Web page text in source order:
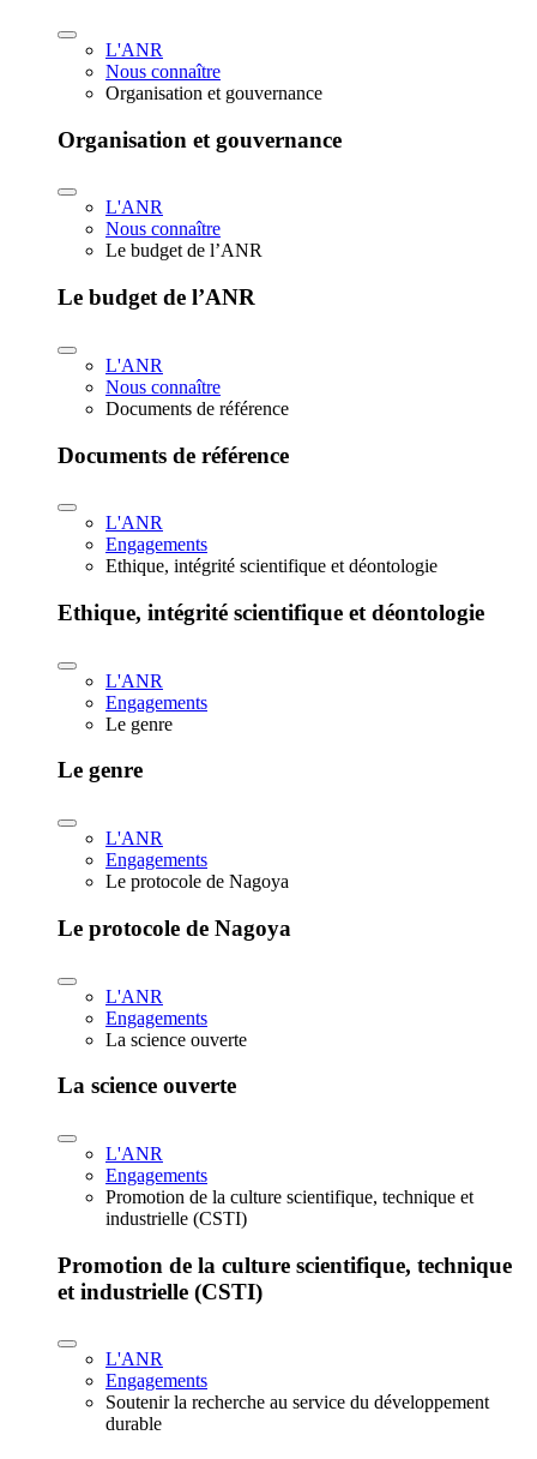
L'ANR
Nous connaître
Organisation et gouvernance
Organisation et gouvernance
L'ANR
Nous connaître
Le budget de l’ANR
Le budget de l’ANR
L'ANR
Nous connaître
Documents de référence
Documents de référence
L'ANR
Engagements
Ethique, intégrité scientifique et déontologie
Ethique, intégrité scientifique et déontologie
L'ANR
Engagements
Le genre
Le genre
L'ANR
Engagements
Le protocole de Nagoya
Le protocole de Nagoya
L'ANR
Engagements
La science ouverte
La science ouverte
L'ANR
Engagements
Promotion de la culture scientifique, technique et
industrielle (CSTI)
Promotion de la culture scientifique, technique
et industrielle (CSTI)
L'ANR
Engagements
Soutenir la recherche au service du développement
durable